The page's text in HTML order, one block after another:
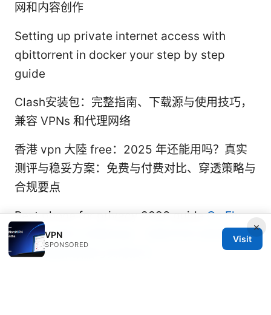
网和内容创作
Setting up private internet access with
qbittorrent in docker your step by step
guide
Clash安装包：完整指南、下载源与使用技巧，
兼容 VPNs 和代理网络
香港 vpn 大陸 free：2025 年还能用吗？真实
测评与稳妥方案：免费与付费对比、穿透策略与
合规要点
Best phone for privacy 2026 guideGo Fly
VPN 让你的上网更自由：深度评测与使用指
南，含最新数据与实用技巧
×
VPN
SPONSORED
Visit